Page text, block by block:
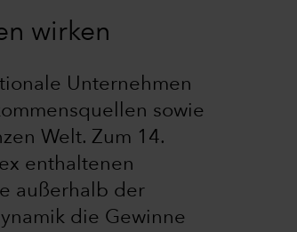
wirken
Unternehmen
sowie
Welt. Zum 14.
enthaltenen
außerhalb der
die Gewinne